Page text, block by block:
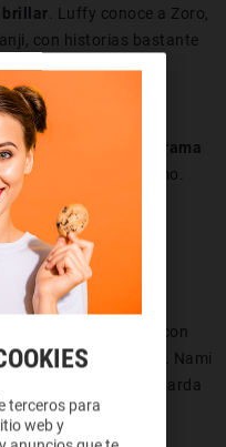
brillar. Luffy conoce a Zoro,
con historias bastante
más rápidas
entran antes en la trama
a cambio de ritmo.
anime gana en
casi por accidente, con
y llena de comedia . Nami
y su arco emocional tarda
terceros para
web y